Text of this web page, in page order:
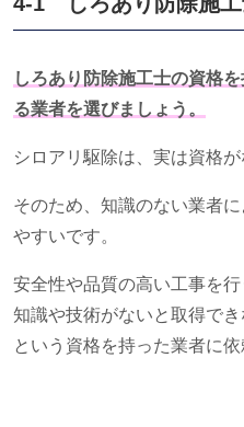
しろあり防除施工士の資格
る業者を選びましょう。
シロアリ駆除は、実は資格
そのため、知識のない業者
やすいです。
安全性や品質の高い工事を
知識や技術がないと取得で
という資格を持った業者に依